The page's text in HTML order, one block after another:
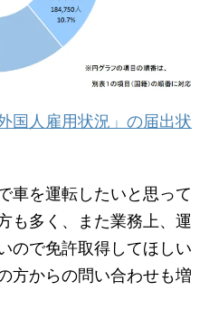
人雇用状況」の届出状
車を運転したいと思って
も多く、また業務上、運
ので免許取得してほしい
方からの問い合わせも増